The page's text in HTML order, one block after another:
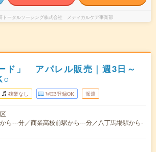
トータルソーシング株式会社 メディカルケア事業部
ド」 アパレル販売｜週3日～
残業なし WEB登録OK 派遣
ら---分／商業高校前駅から---分／八丁馬場駅から-